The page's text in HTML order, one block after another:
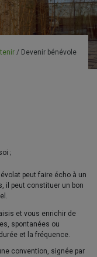
/ Devenir bénévole
;
peut faire écho à un
il peut constituer un bon
et vous enrichir de
spontanées ou
et la fréquence.
convention, signée par